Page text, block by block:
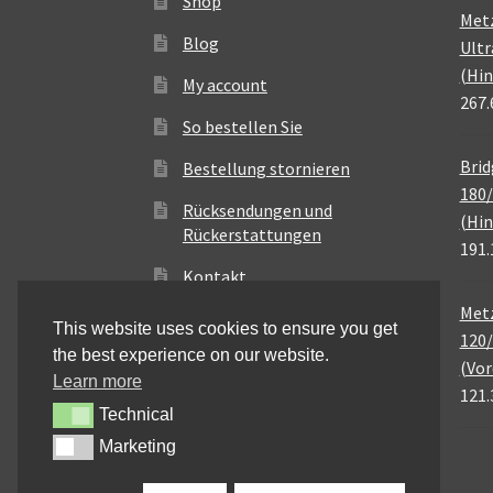
Blog
My account
So bestellen Sie
Bestellung stornieren
Rücksendungen und
Rückerstattungen
Kontakt
This website uses cookies to ensure you get
the best experience on our website.
Learn more
TechnicalTechnical
MarketingMarketing